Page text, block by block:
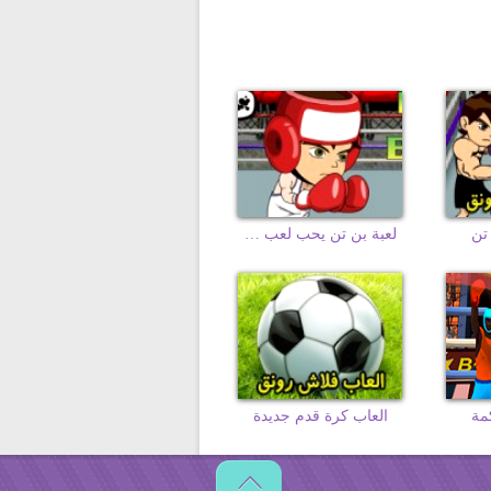
تن لعبة بن تن يحب لعب البوكس
العاب كرة قدم جديدة